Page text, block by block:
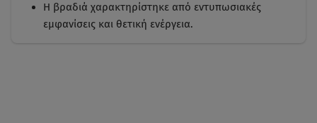
Η βραδιά χαρακτηρίστηκε από εντυπωσιακές
εμφανίσεις και θετική ενέργεια.